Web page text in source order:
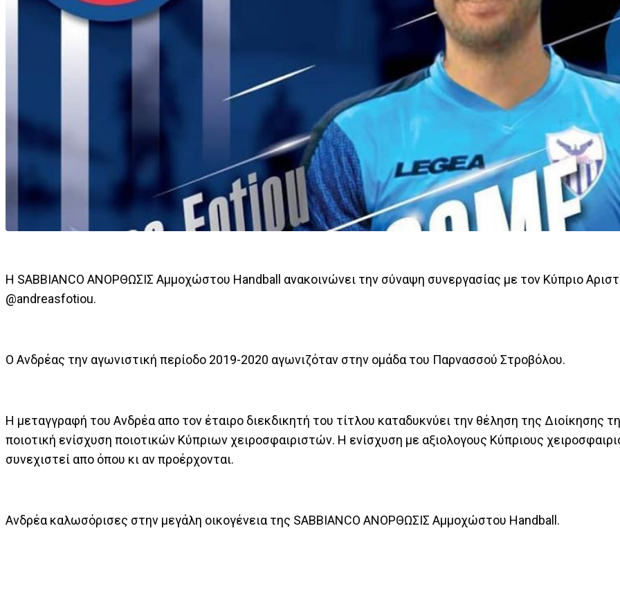
Η SABBIANCO ΑΝΟΡΘΩΣΙΣ Αμμοχώστου Handball ανακοινώνει την σύναψη συνεργασίας με τον Κύπριο
@andreasfotiou.
Ο Ανδρέας την αγωνιστική περίοδο 2019-2020 αγωνιζόταν στην ομάδα του Παρνασσού Στροβόλου.
Η μεταγγραφή του Ανδρέα απο τον έταιρο διεκδικητή του τίτλου καταδυκνύει την θέληση της Διοίκησης
ποιοτική ενίσχυση ποιοτικών Κύπριων χειροσφαιριστών. Η ενίσχυση με αξιολογους Κύπριους
συνεχιστεί απο όπου κι αν προέρχονται.
Ανδρέα καλωσόρισες στην μεγάλη οικογένεια της SABBIANCO ΑΝΟΡΘΩΣΙΣ Αμμοχώστου Handball.